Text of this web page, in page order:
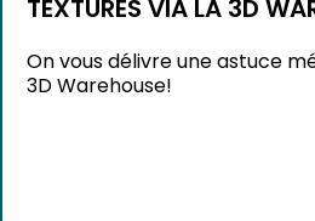
TEXTURES VIA LA 3D
On vous délivre une astuce
3D Warehouse!